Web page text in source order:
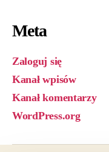
Meta
Zaloguj się
Kanał wpisów
Kanał komentarzy
WordPress.org